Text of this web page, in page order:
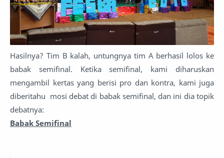
Hasilnya? Tim B kalah, untungnya tim A berhasil lolos ke
babak semifinal. Ketika semifinal, kami diharuskan
mengambil kertas yang berisi pro dan kontra, kami juga
diberitahu mosi debat di babak semifinal, dan ini dia topik
debatnya:
Babak Semifinal